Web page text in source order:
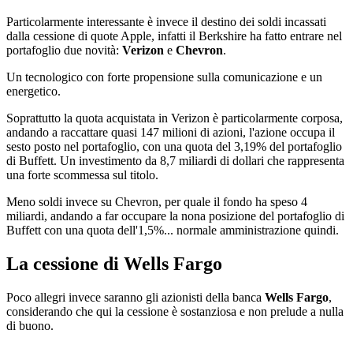
Particolarmente interessante è invece il destino dei soldi incassati
dalla cessione di quote Apple, infatti il Berkshire ha fatto entrare nel
portafoglio due novità: Verizon e Chevron.
Un tecnologico con forte propensione sulla comunicazione e un
energetico.
Soprattutto la quota acquistata in Verizon è particolarmente corposa,
andando a raccattare quasi 147 milioni di azioni, l'azione occupa il
sesto posto nel portafoglio, con una quota del 3,19% del portafoglio
di Buffett. Un investimento da 8,7 miliardi di dollari che rappresenta
una forte scommessa sul titolo.
Meno soldi invece su Chevron, per quale il fondo ha speso 4
miliardi, andando a far occupare la nona posizione del portafoglio di
Buffett con una quota dell'1,5%... normale amministrazione quindi.
La cessione di Wells Fargo
Poco allegri invece saranno gli azionisti della banca Wells Fargo,
considerando che qui la cessione è sostanziosa e non prelude a nulla
di buono.